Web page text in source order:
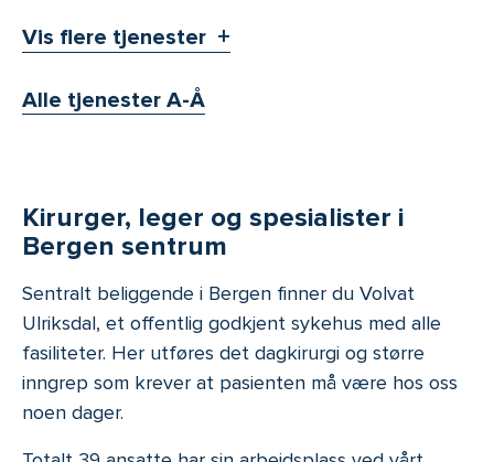
Vis flere tjenester
Alle tjenester A-Å
Kirurger, leger og spesialister i
Bergen sentrum
Sentralt beliggende i Bergen finner du Volvat
Ulriksdal, et offentlig godkjent sykehus med alle
fasiliteter. Her utføres det dagkirurgi og større
inngrep som krever at pasienten må være hos oss
noen dager.